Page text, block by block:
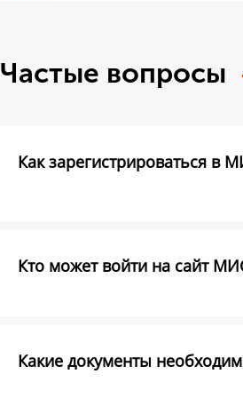
Частые вопросы
Как зарегистрироваться в
Кто может войти на сайт
Какие документы